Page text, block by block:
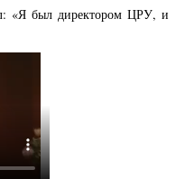
«Я был директором ЦРУ, и